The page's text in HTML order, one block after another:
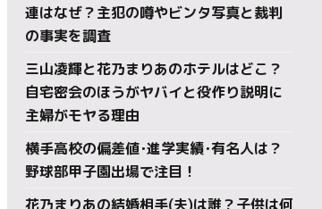
連はなぜ？主犯の噂やビンタ写真と裁判
の事実を調査
三山凌輝と花乃まりあのホテルはどこ？
自宅密会のほうがヤバイと役作り説明に
主婦がモヤる理由
横手高校の偏差値･進学実績･有名人は？
野球部甲子園出場で注目！
花乃まりあの結婚相手(夫)は誰？子供は何